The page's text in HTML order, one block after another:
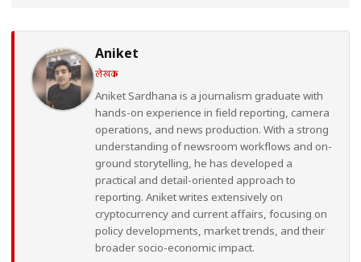
Aniket
लेखक
Aniket Sardhana is a journalism graduate with
hands-on experience in field reporting, camera
operations, and news production. With a strong
understanding of newsroom workflows and on-
ground storytelling, he has developed a
practical and detail-oriented approach to
reporting. Aniket writes extensively on
cryptocurrency and current affairs, focusing on
policy developments, market trends, and their
broader socio-economic impact.